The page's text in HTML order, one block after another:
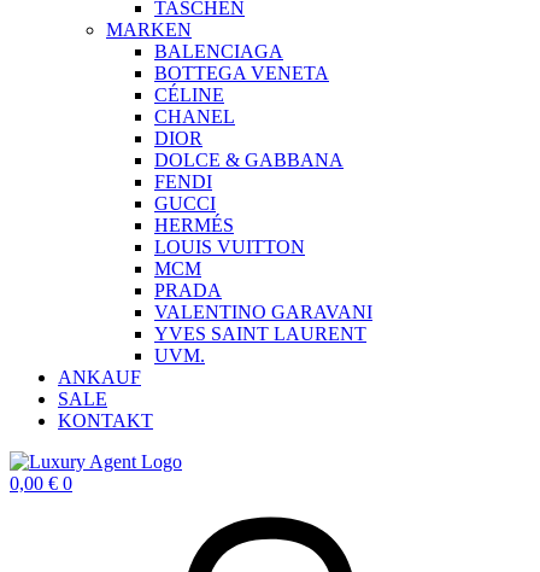
TASCHEN
MARKEN
BALENCIAGA
BOTTEGA VENETA
CÉLINE
CHANEL
DIOR
DOLCE & GABBANA
FENDI
GUCCI
HERMÉS
LOUIS VUITTON
MCM
PRADA
VALENTINO GARAVANI
YVES SAINT LAURENT
UVM.
ANKAUF
SALE
KONTAKT
0,00 € 0